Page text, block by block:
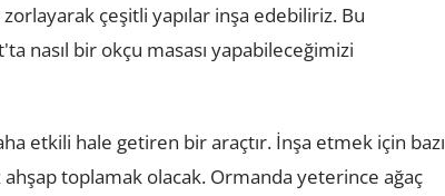
çeşitli yapılar inşa edebiliriz. Bu
nasıl bir okçu masası yapabileceğimizi
etkili hale getiren bir araçtır. İnşa etmek için bazı
ahşap toplamak olacak. Ormanda yeterince ağaç